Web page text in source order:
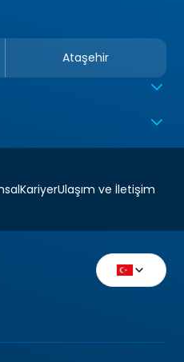
Ataşehir
KariyerUlaşım ve İletişim